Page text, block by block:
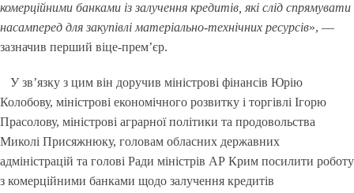
комерційними банками із залучення кредитів, які слід спрямувати
насамперед для закупівлі матеріально-технічних ресурсів», —
зазначив перший віце-прем’єр.
У зв’язку з цим він доручив міністрові фінансів Юрію
Колобову, міністрові економічного розвитку і торгівлі Ігорю
Прасолову, міністрові аграрної політики та продовольства
Миколі Присяжнюку, головам обласних державних
адміністрацій та голові Ради міністрів АР Крим посилити роботу
з комерційними банками щодо залучення кредитів